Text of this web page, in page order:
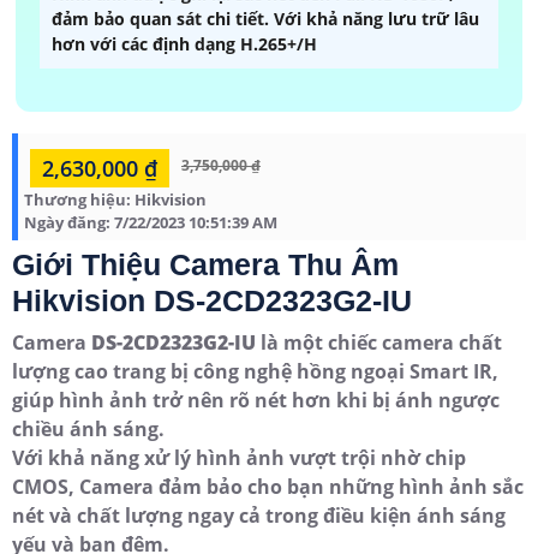
đảm bảo quan sát chi tiết. Với khả năng lưu trữ lâu
hơn với các định dạng H.265+/H
2,630,000 ₫ 3,750,000 ₫
Thương hiệu: Hikvision
Ngày đăng: 7/22/2023 10:51:39 AM
Giới Thiệu Camera Thu Âm
Hikvision DS-2CD2323G2-IU
Camera DS-2CD2323G2-IU là một chiếc camera chất
lượng cao trang bị công nghệ hồng ngoại Smart IR,
giúp hình ảnh trở nên rõ nét hơn khi bị ánh ngược
chiều ánh sáng.
Với khả năng xử lý hình ảnh vượt trội nhờ chip
CMOS, Camera đảm bảo cho bạn những hình ảnh sắc
nét và chất lượng ngay cả trong điều kiện ánh sáng
yếu và ban đêm.